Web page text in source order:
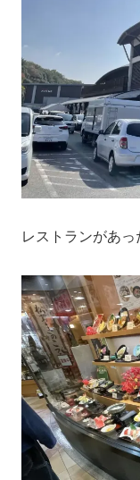
レストランがあっ